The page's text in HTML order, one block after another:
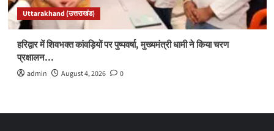
Uttarakhand (उत्तराखंड)
हरिद्वार में शिवभक्त कांवड़ियों पर पुष्पवर्षा, मुख्यमंत्री धामी ने किया चरण
प्रक्षालन…
admin August 4, 2026 0